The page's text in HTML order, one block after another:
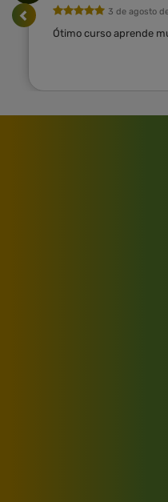
3 de agosto
Ótimo curso aprende